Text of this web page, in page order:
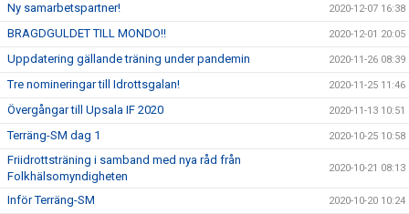
Ny samarbetspartner! 2020-12-07 16:38
BRAGDGULDET TILL MONDO!! 2020-12-01 20:05
Uppdatering gällande träning under pandemin 2020-11-26 08:39
Tre nomineringar till Idrottsgalan! 2020-11-25 11:46
Övergångar till Upsala IF 2020 2020-11-13 10:51
Terräng-SM dag 1 2020-10-25 10:58
Friidrottsträning i samband med nya råd från
Folkhälsomyndigheten
2020-10-21 08:13
Inför Terräng-SM 2020-10-20 10:24